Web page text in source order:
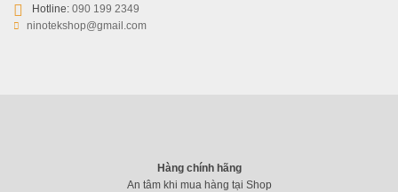
Hotline: 090 199 2349
ninotekshop@gmail.com
Hàng chính hãng
An tâm khi mua hàng tại Shop